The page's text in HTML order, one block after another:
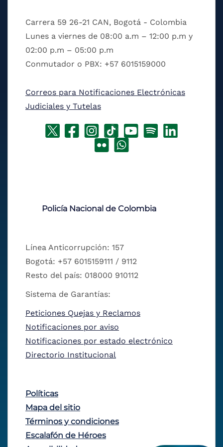
Carrera 59 26-21 CAN, Bogotá - Colombia
Lunes a viernes de 08:00 a.m – 12:00 p.m y
02:00 p.m – 05:00 p.m
Conmutador o PBX: +57 6015159000
Correos para Notificaciones Electrónicas
Judiciales y Tutelas
Policía Nacional de Colombia
Línea Anticorrupción: 157
Bogotá: +57 6015159111 / 9112
Resto del país: 018000 910112
Sistema de Garantías:
Peticiones Quejas y Reclamos
Notificaciones por aviso
Notificaciones por estado electrónico
Directorio Institucional
Políticas
Mapa del sitio
Términos y condiciones
Escalafón de Héroes